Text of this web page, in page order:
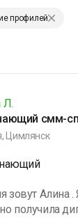
профилей
Л.
смм-
Цимлянск
Алина . Я